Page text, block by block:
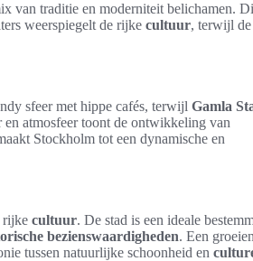
van traditie en moderniteit belichamen.
weerspiegelt de rijke cultuur, terwijl de
sfeer met hippe cafés, terwijl Gamla
en atmosfeer toont de ontwikkeling van
Stockholm tot een dynamische en
rijke cultuur. De stad is een ideale
bezienswaardigheden. Een
tussen natuurlijke schoonheid en